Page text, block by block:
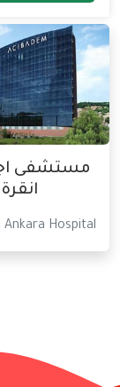
مستشفى
انقرة
Ankara Hospital